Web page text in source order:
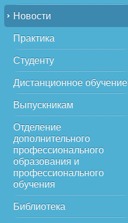
Новости
Практика
Студенту
Дистанционное обучение
Выпускникам
Отделение
дополнительного
профессионального
образования и
профессионального
обучения
Библиотека